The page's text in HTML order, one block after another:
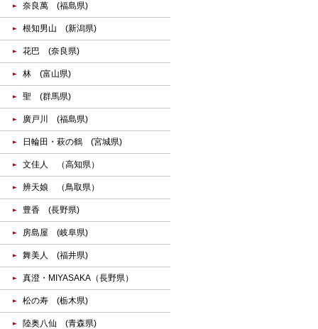
奈良萬 (福島県)
根知男山 (新潟県)
花巴 (奈良県)
林 (富山県)
聖 (群馬県)
廣戸川 (福島県)
日輪田・萩の鶴 (宮城県)
文佳人 （高知県）
辨天娘 （鳥取県）
豊香 (長野県)
房島屋 (岐阜県)
舞美人 (福井県)
真澄・MIYASAKA（長野県）
松の寿 (栃木県)
陸奥八仙 (青森県)